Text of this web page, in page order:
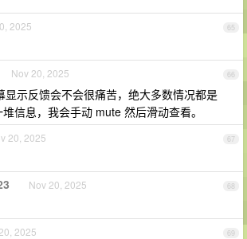
65
2025
66
Nov 20, 2025
显示反馈会不会很痛苦，绝大多数情况都是
信息，我会手动 mute 然后滑动查看。
67
20, 2025
68
Nov 20, 2025
69
2025